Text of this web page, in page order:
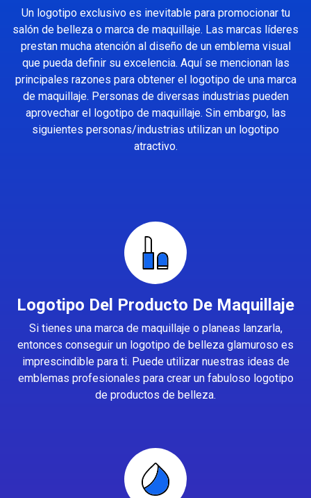
Un logotipo exclusivo es inevitable para promocionar tu
salón de belleza o marca de maquillaje. Las marcas líderes
prestan mucha atención al diseño de un emblema visual
que pueda definir su excelencia. Aquí se mencionan las
principales razones para obtener el logotipo de una marca
de maquillaje. Personas de diversas industrias pueden
aprovechar el logotipo de maquillaje. Sin embargo, las
siguientes personas/industrias utilizan un logotipo
atractivo.
Logotipo Del Producto De Maquillaje
Si tienes una marca de maquillaje o planeas lanzarla,
entonces conseguir un logotipo de belleza glamuroso es
imprescindible para ti. Puede utilizar nuestras ideas de
emblemas profesionales para crear un fabuloso logotipo
de productos de belleza.